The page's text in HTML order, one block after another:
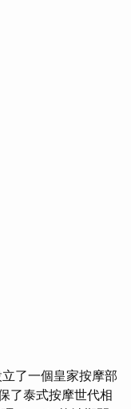
了一個皇家按摩部
了泰式按摩世代相